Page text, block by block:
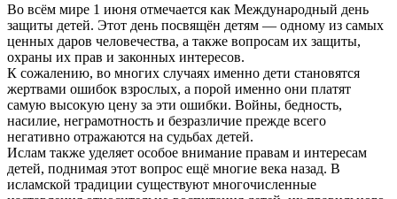
Во всём мире 1 июня отмечается как Международный день
защиты детей. Этот день посвящён детям — одному из самых
ценных даров человечества, а также вопросам их защиты,
охраны их прав и законных интересов.
К сожалению, во многих случаях именно дети становятся
жертвами ошибок взрослых, а порой именно они платят
самую высокую цену за эти ошибки. Войны, бедность,
насилие, неграмотность и безразличие прежде всего
негативно отражаются на судьбах детей.
Ислам также уделяет особое внимание правам и интересам
детей, поднимая этот вопрос ещё многие века назад. В
исламской традиции существуют многочисленные